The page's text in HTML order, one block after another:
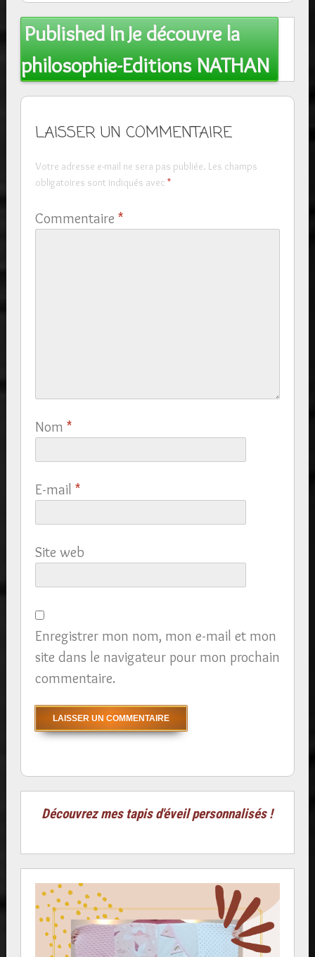
Post
navigation
Published InJe découvre la
philosophie-Editions NATHAN
LAISSER UN COMMENTAIRE
Votre adresse e-mail ne sera pas publiée. Les champs
obligatoires sont indiqués avec *
Commentaire *
Nom *
E-mail *
Site web
Enregistrer mon nom, mon e-mail et mon
site dans le navigateur pour mon prochain
commentaire.
Découvrez mes tapis d'éveil personnalisés !